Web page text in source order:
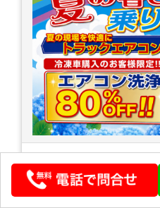
5月すでに猛暑！暑いで